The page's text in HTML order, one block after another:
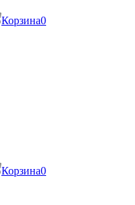
Корзина0
Корзина0